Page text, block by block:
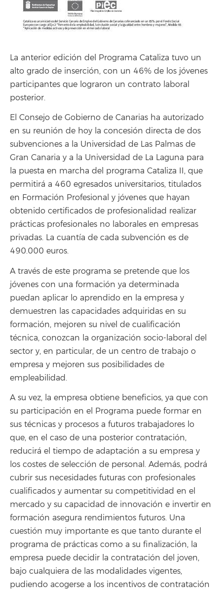
La anterior edición del Programa Cataliza tuvo un
alto grado de inserción, con un 46% de los jóvenes
participantes que lograron un contrato laboral
posterior.
El Consejo de Gobierno de Canarias ha autorizado
en su reunión de hoy la concesión directa de dos
subvenciones a la Universidad de Las Palmas de
Gran Canaria y a la Universidad de La Laguna para
la puesta en marcha del programa Cataliza II, que
permitirá a 460 egresados universitarios, titulados
en Formación Profesional y jóvenes que hayan
obtenido certificados de profesionalidad realizar
prácticas profesionales no laborales en empresas
privadas. La cuantía de cada subvención es de
490.000 euros.
A través de este programa se pretende que los
jóvenes con una formación ya determinada
puedan aplicar lo aprendido en la empresa y
demuestren las capacidades adquiridas en su
formación, mejoren su nivel de cualificación
técnica, conozcan la organización socio-laboral del
sector y, en particular, de un centro de trabajo o
empresa y mejoren sus posibilidades de
empleabilidad.
A su vez, la empresa obtiene beneficios, ya que con
su participación en el Programa puede formar en
sus técnicas y procesos a futuros trabajadores lo
que, en el caso de una posterior contratación,
reducirá el tiempo de adaptación a su empresa y
los costes de selección de personal. Además, podrá
cubrir sus necesidades futuras con profesionales
cualificados y aumentar su competitividad en el
mercado y su capacidad de innovación e invertir en
formación asegura rendimientos futuros. Una
cuestión muy importante es que tanto durante el
programa de prácticas como a su finalización, la
empresa puede decidir la contratación del joven,
bajo cualquiera de las modalidades vigentes,
pudiendo acogerse a los incentivos de contratación